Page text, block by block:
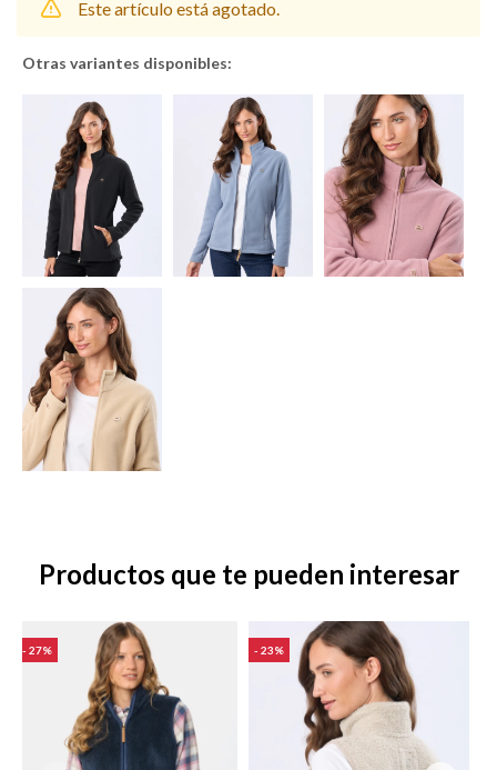
Este artículo está agotado.
Otras variantes disponibles:
Productos que te pueden interesar
27 23
Shorts
Sacos Calzado
Bolsos y valijas
Quiero ser parte Canjear mis puntos
Uniformes empresariales